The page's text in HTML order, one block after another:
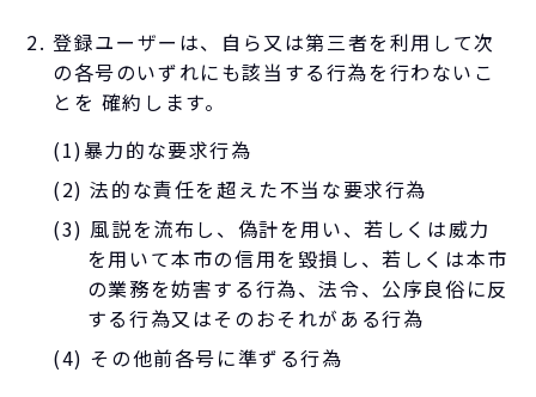
登録ユーザーは、自ら又は第三者を利用して次
の各号のいずれにも該当する行為を行わないこ
とを 確約します。
(1)暴力的な要求行為
(2) 法的な責任を超えた不当な要求行為
(3) 風説を流布し、偽計を用い、若しくは威力
を用いて本市の信用を毀損し、若しくは本市
の業務を妨害する行為、法令、公序良俗に反
する行為又はそのおそれがある行為
(4) その他前各号に準ずる行為